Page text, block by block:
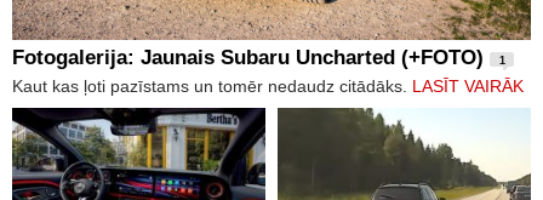
Fotogalerija: Jaunais Subaru Uncharted (+FOTO) 1
Kaut kas ļoti pazīstams un tomēr nedaudz citādāks. LASĪT VAIRĀK